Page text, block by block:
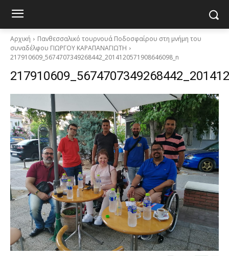
Αρχική
Πανθεσσαλικό τουρνουά Ποδοσφαίρου στη μνήμη του
συναδέλφου ΓΙΩΡΓΟΥ ΚΑΡΑΠΑΝΑΓΙΩΤΗ
217910609_5674707349268442_2014120571908646098_n